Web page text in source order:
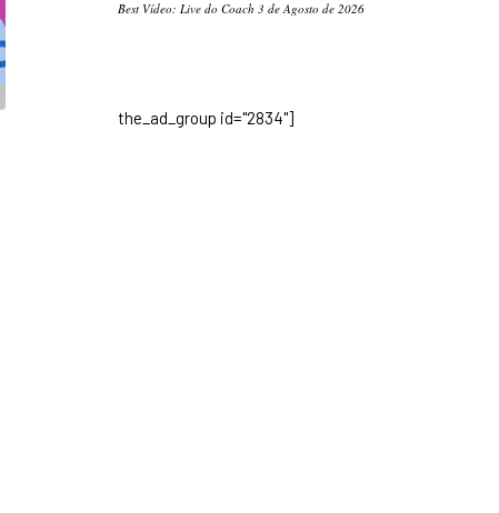
Best Vídeo: Live do Coach 3 de Agosto de 2026
the_ad_group id="2834"]